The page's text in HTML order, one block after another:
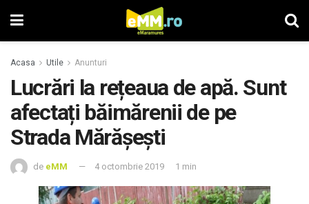
Acasa Utile Anunturi
Lucrări la rețeaua de apă. Sunt
afectați băimărenii de pe
Strada Mărășești
de eMM 4 octombrie 2019 1 min